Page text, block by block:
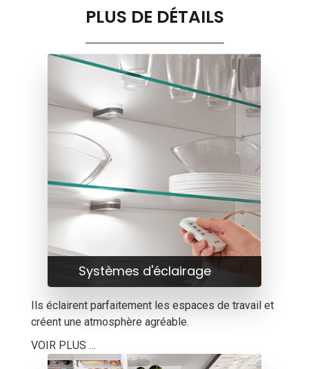
PLUS DE DÉTAILS
Systèmes d'éclairage
Ils éclairent parfaitement les espaces de travail et
créent une atmosphère agréable.
VOIR PLUS …